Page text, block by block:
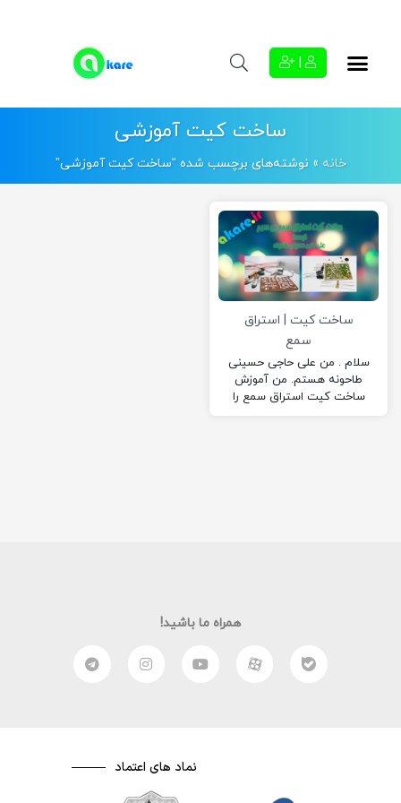
ساخت کیت آموزشی
خانه » نوشته‌های برچسب شده “ساخت کیت آموزشی”
ساخت کیت | استراق
سمع
سلام . من علی حاجی حسینی
طاحونه هستم. من آموزش
ساخت کیت استراق سمع را
همراه ما باشید!
نماد های اعتماد